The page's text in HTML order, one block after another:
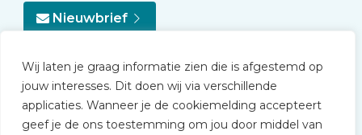
Wij laten je graag informatie zien die is afgestemd op
jouw interesses. Dit doen wij via verschillende
applicaties. Wanneer je de cookiemelding accepteert
geef je de ons toestemming om jou door middel van
Nieuwbrief
© 2026 NVD